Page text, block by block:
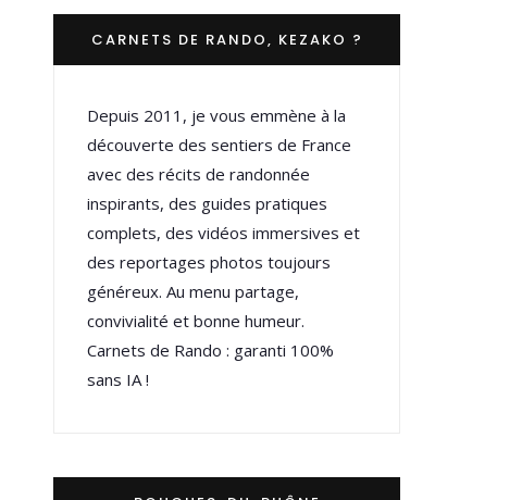
CARNETS DE RANDO, KEZAKO ?
Depuis 2011, je vous emmène à la
découverte des sentiers de France
avec des récits de randonnée
inspirants, des guides pratiques
complets, des vidéos immersives et
des reportages photos toujours
généreux. Au menu partage,
convivialité et bonne humeur.
Carnets de Rando : garanti 100%
sans IA !